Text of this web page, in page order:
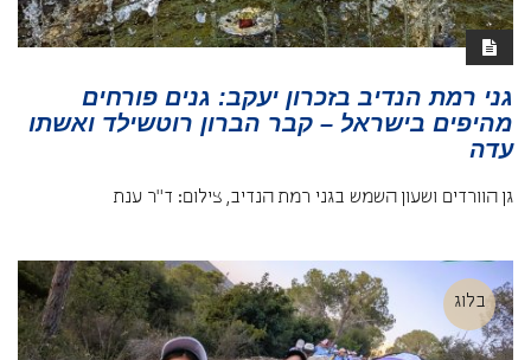
גני רמת הנדיב בזכרון יעקב: גנים פורחים
מהיפים בישראל – קבר הברון רוטשילד ואשתו
עדה
גן הוורדים ושעון השמש בגני רמת הנדיב, צילום: ד"ר ענת
בלוג